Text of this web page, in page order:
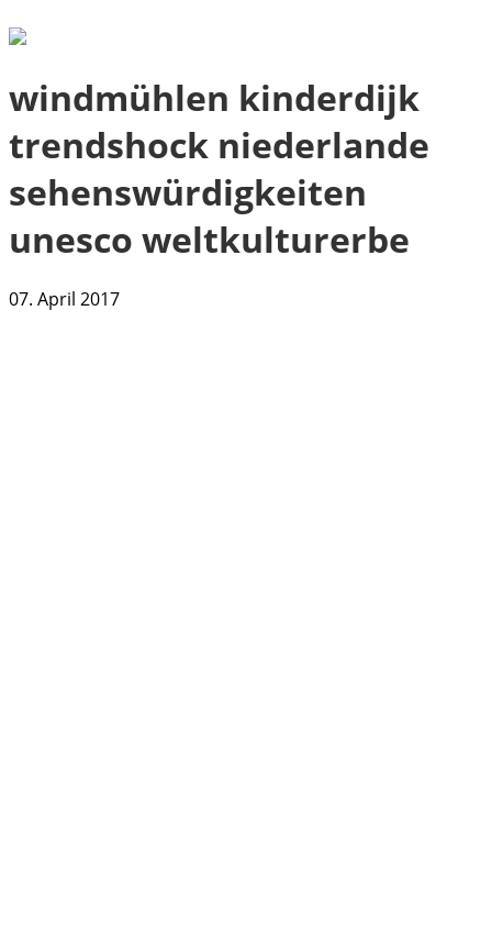
windmühlen kinderdijk
trendshock niederlande
sehenswürdigkeiten
unesco weltkulturerbe
07. April 2017